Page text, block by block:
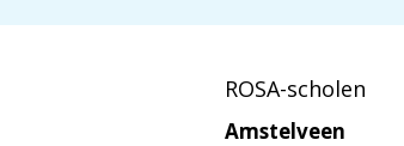
ROSA-scholen
Amstelveen